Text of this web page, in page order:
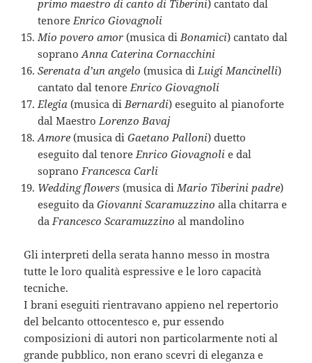
primo maestro di canto di Tiberini) cantato dal
tenore Enrico Giovagnoli
Mio povero amor (musica di Bonamici) cantato dal
sopranoAnna Caterina Cornacchini
Serenata d’un angelo (musica di Luigi Mancinelli)
cantato dal tenore Enrico Giovagnoli
Elegia(musica di Bernardi) eseguito al pianoforte
dal Maestro Lorenzo Bavaj
Amore(musica diGaetano Palloni) duetto
eseguito dal tenore Enrico Giovagnoli e dal
soprano Francesca Carli
Wedding flowers (musica di Mario Tiberini padre)
eseguito daGiovanni Scaramuzzino alla chitarra e
da Francesco Scaramuzzino al mandolino
Gli interpreti della serata hanno messo in mostra
tutte le loro qualità espressive e le loro capacità
tecniche.
I brani eseguiti rientravano appieno nel repertorio
del belcanto ottocentesco e, pur essendo
composizioni di autori non particolarmente noti al
grande pubblico, non erano scevri di eleganza e